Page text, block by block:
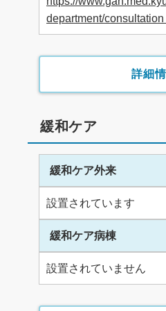
department/consultation
詳細
緩和ケア
緩和ケア外来
設置されています
緩和ケア病棟
設置されていません